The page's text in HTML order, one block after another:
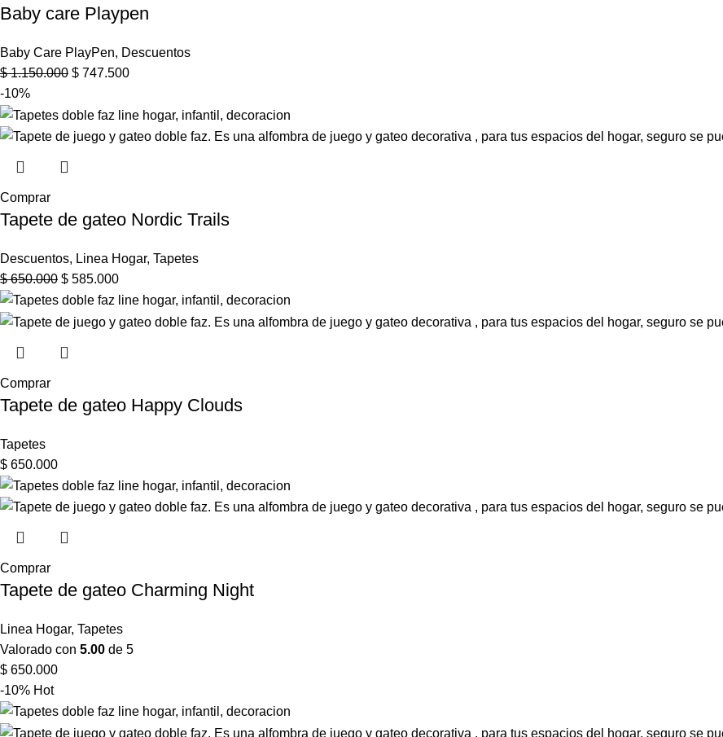
Baby care Playpen
Baby Care PlayPen, Descuentos
$1.150.000 $ 747.500
-10%
Comprar
Tapete de gateo Nordic Trails
Descuentos, Linea Hogar, Tapetes
$650.000 $ 585.000
Comprar
Tapete de gateo Happy Clouds
Tapetes
$ 650.000
Comprar
Tapete de gateo Charming Night
Linea Hogar, Tapetes
Valorado con 5.00 de 5
$ 650.000
-10% Hot